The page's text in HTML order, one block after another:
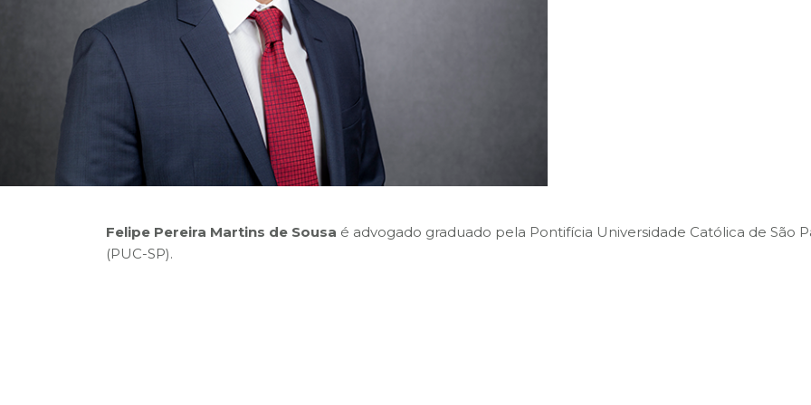
Felipe Pereira Martins de Sousa é advogado graduado pela Pontifícia Universidade Católica de São
(PUC-SP).